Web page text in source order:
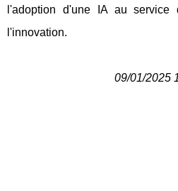
l'adoption d'une IA au
l'innovation.
09/01/2025